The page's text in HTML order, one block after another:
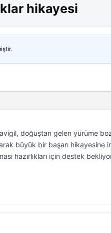
hikayesi
doğuştan gelen yürüme
büyük bir başarı hikayesine
hazırlıkları için destek